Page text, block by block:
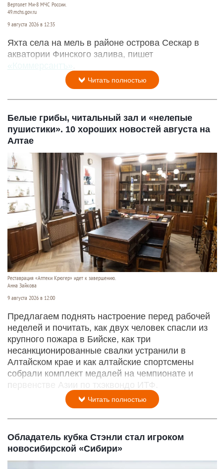
Вертолет Ми-8 МЧС России.
49.mchs.gov.ru
9 августа 2026 в 12:35
Яхта села на мель в районе острова Сескар в
акватории Финского залива, пишет
«Коммерсантъ»
Читать полностью
Белые грибы, читальный зал и «нелепые
пушистики». 10 хороших новостей августа на
Алтае
Реставрация «Аптеки Крюгер» идет к завершению.
Анна Зайкова
9 августа 2026 в 12:00
Предлагаем поднять настроение перед рабочей
неделей и почитать, как двух человек спасли из
крупного пожара в Бийске, как три
несанкционированные свалки устранили в
Алтайском крае и как алтайские спортсмены
собрали комплект медалей на чемпионате и
первенстве Азии по тхэквондо ИТФ.
Читать полностью
Обладатель кубка Стэнли стал игроком
новосибирской «Сибири»